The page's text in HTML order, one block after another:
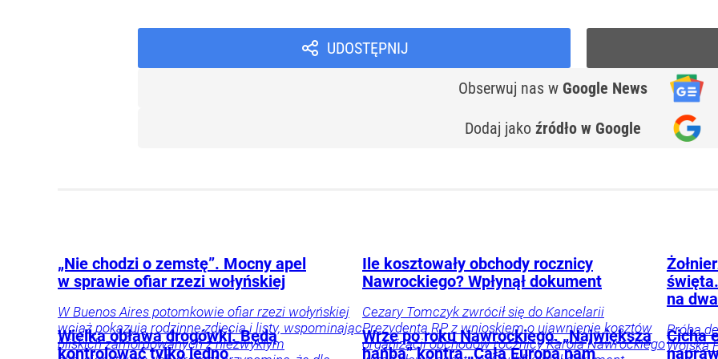
UDOSTĘPNIJ
Obserwuj nas w Google News
Dodaj jako źródło w Google
„Nie chodzi o zemstę”. Mocny apel
w sprawie ofiar rzezi wołyńskiej
W Buenos Aires potomkowie ofiar rzezi wołyńskiej
wciąż pokazują rodzinne zdjęcia i listy, wspominając
bliskich zamordowanych z niezwykłym
Ile kosztowały obchody rocznicy
Nawrockiego? Wpłynął dokument
Cezary Tomczyk zwrócił się do Kancelarii
Prezydenta RP z wnioskiem o ujawnienie kosztów
organizacji obchodów rocznicy Karola Nawrockiego
na
Próba
Wojska
Wielka obława drogówki. Będą
kontrolować tylko jedno
Wrze po roku Nawrockiego. „Największa
hańba” kontra „Cała Europa nam
Cicha